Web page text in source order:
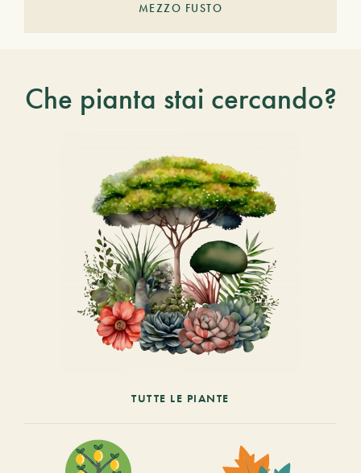
MEZZO FUSTO
Che pianta stai cercando?
TUTTE LE PIANTE